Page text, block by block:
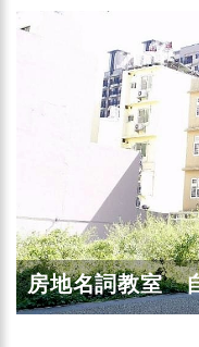
房地名詞教室